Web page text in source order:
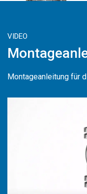
VIDEO
Montageanleitung für